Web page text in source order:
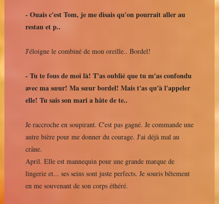
- Ouais c'est Tom, je me disais qu'on pourrait aller au
restau et p..
J'éloigne le combiné de mon oreille.. Bordel!
- Tu te fous de moi là! T'as oublié que tu m'as confondu
avec ma sœur! Ma sœur bordel! Mais t'as qu'à l'appeler
elle! Tu sais son mari a hâte de te..
Je raccroche en soupirant. C'est pas gagné. Je commande une
autre bière pour me donner du courage. J'ai déjà mal au
crâne.
April. Elle est mannequin pour une grande marque de
lingerie et... ses seins sont juste perfects. Je souris bêtement
en me souvenant de son corps éthéré.